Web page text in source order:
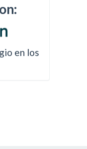
en los